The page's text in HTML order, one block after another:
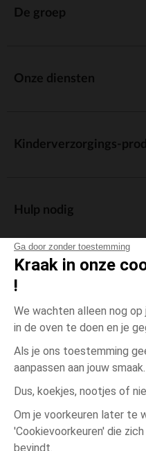
Ga door zonder toestemming
Kraak in onze
!
We wachten alleen nog
in de oven te doen en je
Als je ons toestemming
aanpassen aan jouw smaak.
Dus, koekjes, nootjes of
Om je voorkeuren later te
'Cookievoorkeuren' die
bevindt.
Ecru Ecru
De groep
Onze diensten
Kinderverzorgings-
Hulp nodig
Algemene